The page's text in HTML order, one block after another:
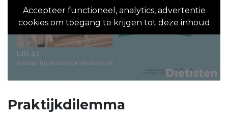
Accepteer functioneel, analytics, advertentie
cookies om toegang te krijgen tot deze inhoud
Praktijkdilemma